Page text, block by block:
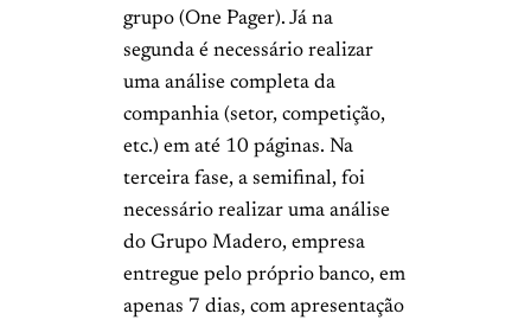
grupo (One Pager). Já na
segunda é necessário realizar
uma análise completa da
companhia (setor, competição,
etc.) em até 10 páginas. Na
terceira fase, a semifinal, foi
necessário realizar uma análise
do Grupo Madero, empresa
entregue pelo próprio banco, em
apenas 7 dias, com apresentação